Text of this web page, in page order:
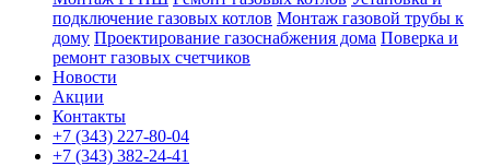
подключение газовых котлов Монтаж газовой трубы к
дому Проектирование газоснабжения дома Поверка и
ремонт газовых счетчиков
Новости
Акции
Контакты
+7 (343) 227-80-04
+7 (343) 382-24-41